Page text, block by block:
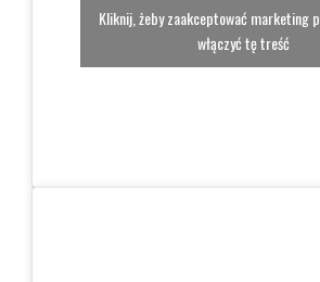
Kliknij, żeby zaakceptować marketing
włączyć tę treść